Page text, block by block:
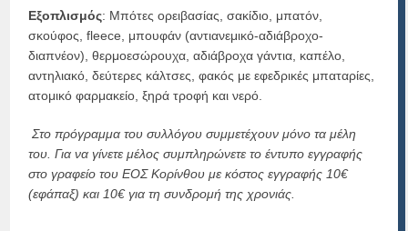
Εξοπλισμός: Μπότες ορειβασίας, σακίδιο, μπατόν,
σκούφος, fleece, μπουφάν (αντιανεμικό-αδιάβροχο-
διαπνέον), θερμοεσώρουχα, αδιάβροχα γάντια, καπέλο,
αντηλιακό, δεύτερες κάλτσες, φακός με εφεδρικές μπαταρίες,
ατομικό φαρμακείο, ξηρά τροφή και νερό.
Στο πρόγραμμα του συλλόγου συμμετέχουν μόνο τα μέλη
του. Για να γίνετε μέλος συμπληρώνετε το έντυπο εγγραφής
στο γραφείο του ΕΟΣ Κορίνθου με κόστος εγγραφής 10€
(εφάπαξ) και 10€ για τη συνδρομή της χρονιάς.